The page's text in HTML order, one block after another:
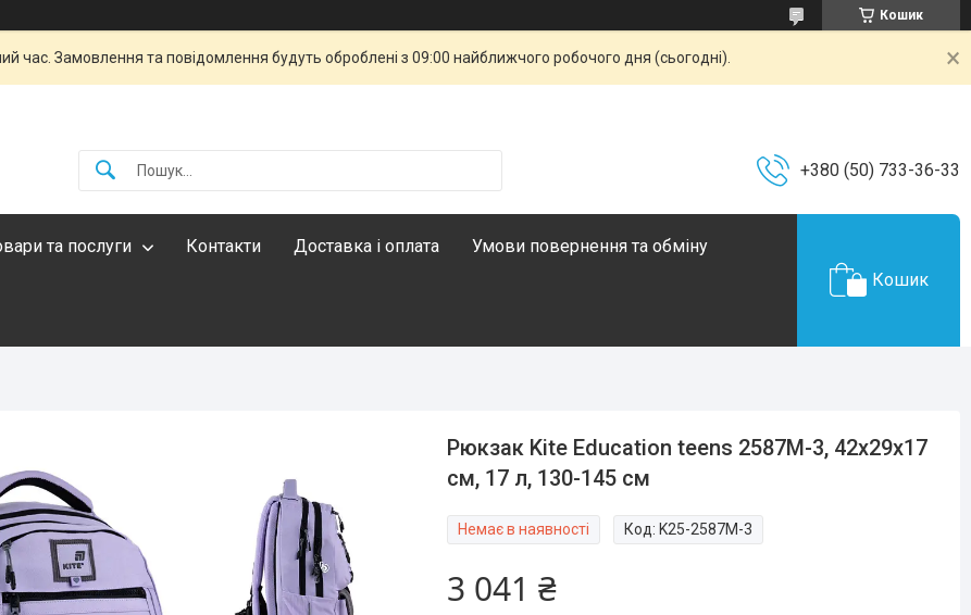
Кошик
час. Замовлення та повідомлення будуть оброблені з 09:00 найближчого робочого дня (сьогодні).
+380 (50) 733-36-33
та послуги Контакти Доставка і оплата Умови повернення та обміну
Кошик
Рюкзак Kite Education teens 2587M-3, 42x29x17
см, 17 л, 130-145 см
Немає в наявності Код: K25-2587M-3
3 041 ₴